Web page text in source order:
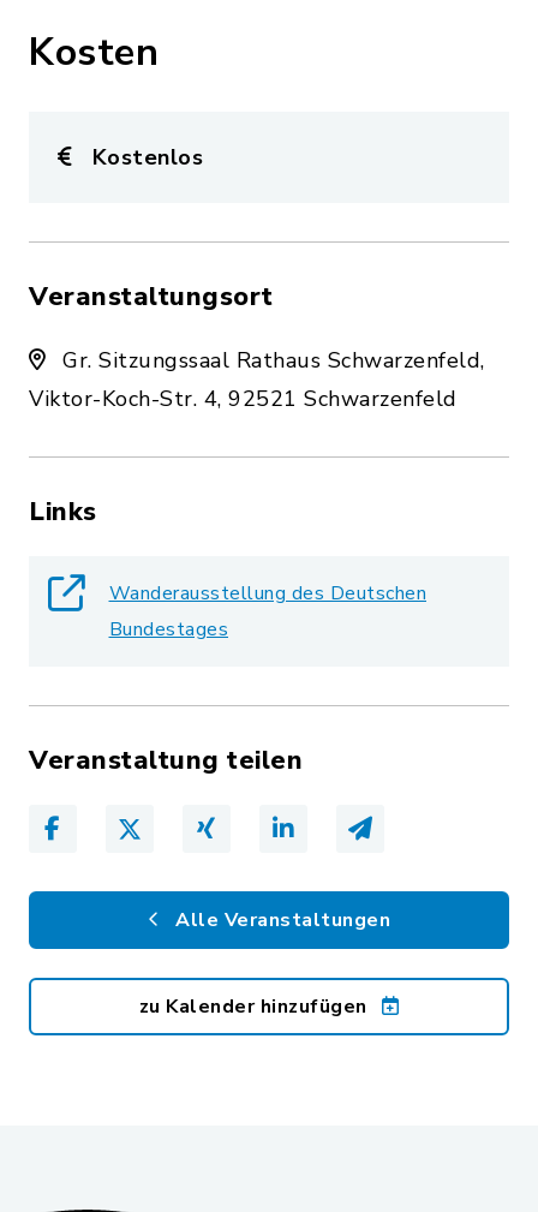
Kosten
Kostenlos
Veranstaltungsort
Gr. Sitzungssaal Rathaus Schwarzenfeld,
Viktor-Koch-Str. 4, 92521 Schwarzenfeld
Links
Wanderausstellung des Deutschen
Bundestages
Veranstaltung teilen
Alle Veranstaltungen
zu Kalender hinzufügen